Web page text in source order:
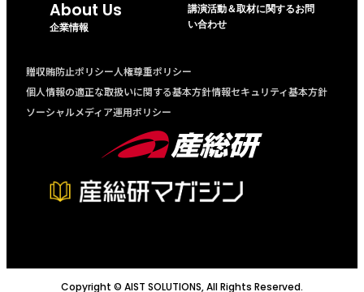
About Us
企業情報
講演活動＆取材に関するお問
い合わせ
贈収賄防止ポリシー人権尊重ポリシー
個人情報の適正な取扱いに関する基本方針情報セキュリティ基本方針
ソーシャルメディア運用ポリシー
Copyright © AIST SOLUTIONS, All Rights Reserved.